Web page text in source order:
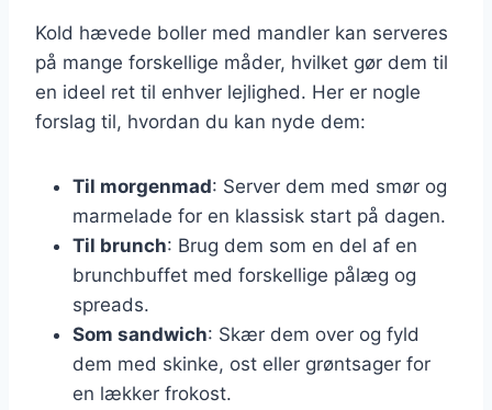
Kold hævede boller med mandler kan serveres
på mange forskellige måder, hvilket gør dem til
en ideel ret til enhver lejlighed. Her er nogle
forslag til, hvordan du kan nyde dem:
Til morgenmad: Server dem med smør og
marmelade for en klassisk start på dagen.
Til brunch: Brug dem som en del af en
brunchbuffet med forskellige pålæg og
spreads.
Som sandwich: Skær dem over og fyld
dem med skinke, ost eller grøntsager for
en lækker frokost.